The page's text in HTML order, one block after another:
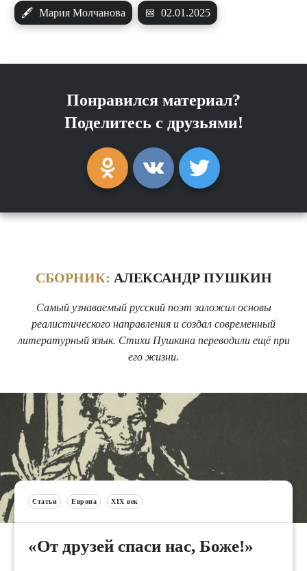
🖋 Мария Молчанова 📅 02.01.2025
Понравился материал?
Поделитесь с друзьями!
СБОРНИК: АЛЕКСАНДР ПУШКИН
Самый узнаваемый русский поэт заложил основы
реалистического направления и создал современный
литературный язык. Стихи Пушкина переводили ещё при
его жизни.
Статьи Европа XIX век
«От друзей спаси нас, Боже!»